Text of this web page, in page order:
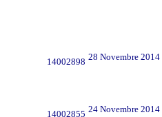
14002898 28 Novembre 2014
14002855 24 Novembre 2014